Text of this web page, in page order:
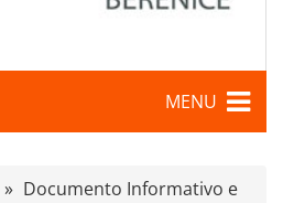
MENU
Documento Informativo e